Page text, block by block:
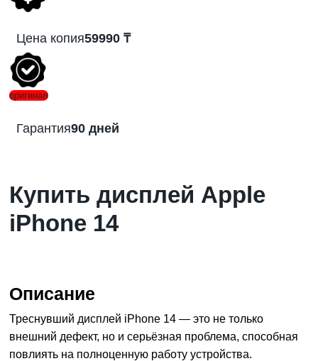
Цена копия59990 ₸
оригинал
Гарантия90 дней
Купить дисплей Apple
iPhone 14
Описание
Треснувший дисплей iPhone 14 — это не только
внешний дефект, но и серьёзная проблема, способная
повлиять на полноценную работу устройства.